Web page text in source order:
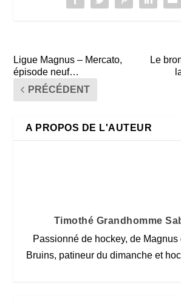
Ligue Magnus – Mercato,
épisode neuf…
PRÉCÉDENT
Le
A PROPOS DE L'AUTEUR
Timothé Grandhomme
Passionné de hockey, de Magnus
Bruins, patineur du dimanche et